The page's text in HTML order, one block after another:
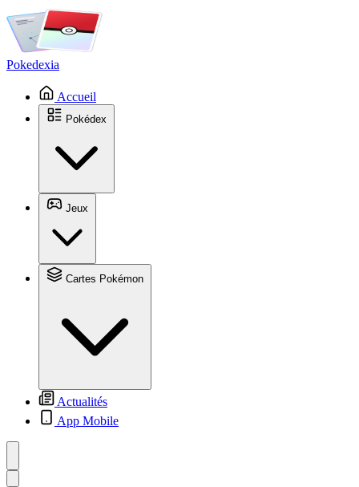
Pokedexia
Accueil
Actualités
App Mobile